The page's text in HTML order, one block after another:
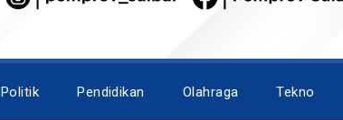
Politik Pendidikan Olahraga Tekno